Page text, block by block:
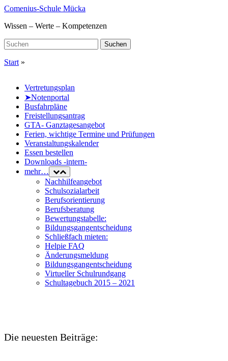
Skip
main
Comenius-Schule Mücka
Wissen – Werte – Kompetenzen
Search
for:
Suchen
Start »
Vertretungsplan
➤Notenportal
Busfahrpläne
Freistellungsantrag
GTA- Ganztagesangebot
Ferien, wichtige Termine und Prüfungen
Veranstaltungskalender
Essen bestellen
Downloads -intern-
mehr…
Nachhilfeangebot
Schulsozialarbeit
Berufsorientierung
Berufsberatung
Bewertungstabelle:
Bildungsgangentscheidung
Schließfach mieten:
Helpie FAQ
Änderungsmeldung
Bildungsgangentscheidung
Virtueller Schulrundgang
Schultagebuch 2015 – 2021
Die neuesten Beiträge: